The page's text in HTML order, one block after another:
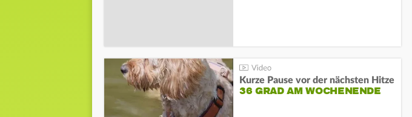
Kurze Pause vor der nächsten Hitze
36 GRAD AM WOCHENENDE